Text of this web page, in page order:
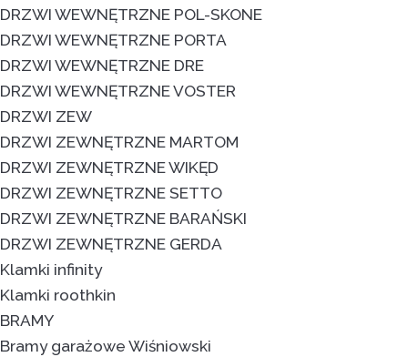
DRZWI WEWNĘTRZNE POL-SKONE
DRZWI WEWNĘTRZNE PORTA
DRZWI WEWNĘTRZNE DRE
DRZWI WEWNĘTRZNE VOSTER
DRZWI ZEW
DRZWI ZEWNĘTRZNE MARTOM
DRZWI ZEWNĘTRZNE WIKĘD
DRZWI ZEWNĘTRZNE SETTO
DRZWI ZEWNĘTRZNE BARAŃSKI
DRZWI ZEWNĘTRZNE GERDA
Klamki infinity
Klamki roothkin
BRAMY
Bramy garażowe Wiśniowski